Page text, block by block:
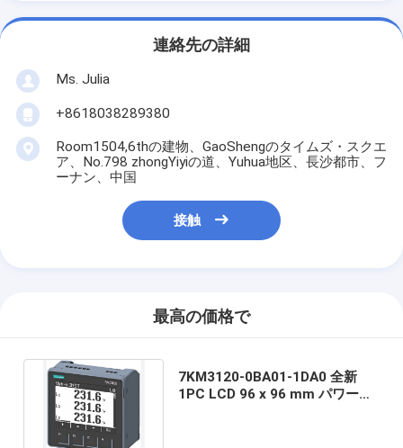
連絡先の詳細
Ms. Julia
+8618038289380
Room1504,6thの建物、GaoShengのタイムズ・スクエ
ア、No.798 zhongYiyiの道、Yuhua地区、長沙都市、フ
ーナン、中国
接触
最高の価格で
7KM3120-0BA01-1DA0 全新
1PC LCD 96 x 96 mm パワーモ